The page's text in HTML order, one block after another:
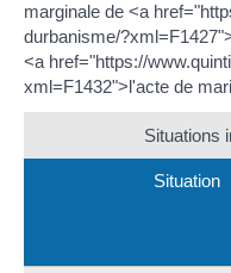
marginale de <a
durbanisme/
<a href="https://
xml=F1432">l'acte de
Situations
Situation